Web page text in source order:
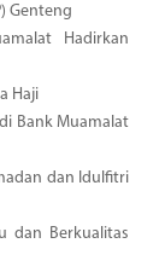
Genteng
Hadirkan
Haji
Bank Muamalat
dan Idulfitri
dan Berkualitas